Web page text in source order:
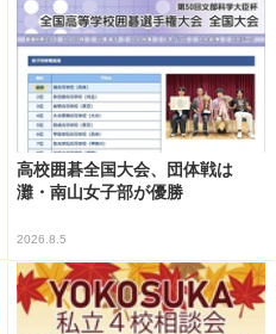
高校囲碁全国大会、団体戦は
灘・南山女子部が優勝
2026.8.5